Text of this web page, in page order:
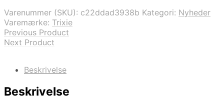
Varenummer (SKU): c22ddad3938b Kategori: Nyheder
Varemærke: Trixie
Previous Product
Next Product
Beskrivelse
Beskrivelse